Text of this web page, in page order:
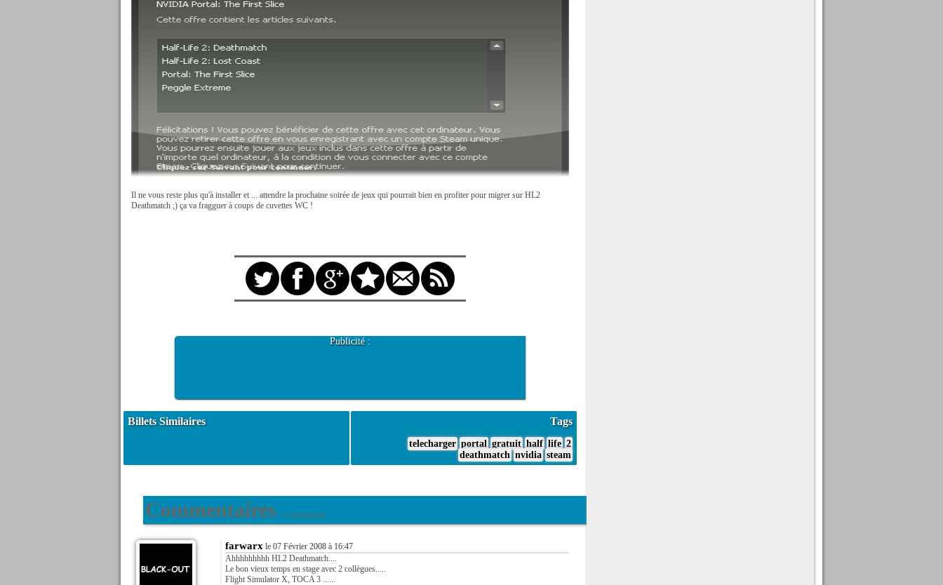
Il ne vous reste plus qu'à installer et ... attendre la prochaine soirée de jeux qui pourrait bien en profiter pour migrer sur HL2
Deathmatch ;) ça va fragguer à coups de cuvettes WC !
Publicité :
Billets Similaires Tags
telecharger portal gratuit half life 2
deathmatch nvidia steam
Commentaires 3 commentaires
farwarx le 07 Février 2008 à 16:47
Ahhhhhhhhh HL2 Deathmatch....
Le bon vieux temps en stage avec 2 collègues.....
Flight Simulator X, TOCA 3 ......